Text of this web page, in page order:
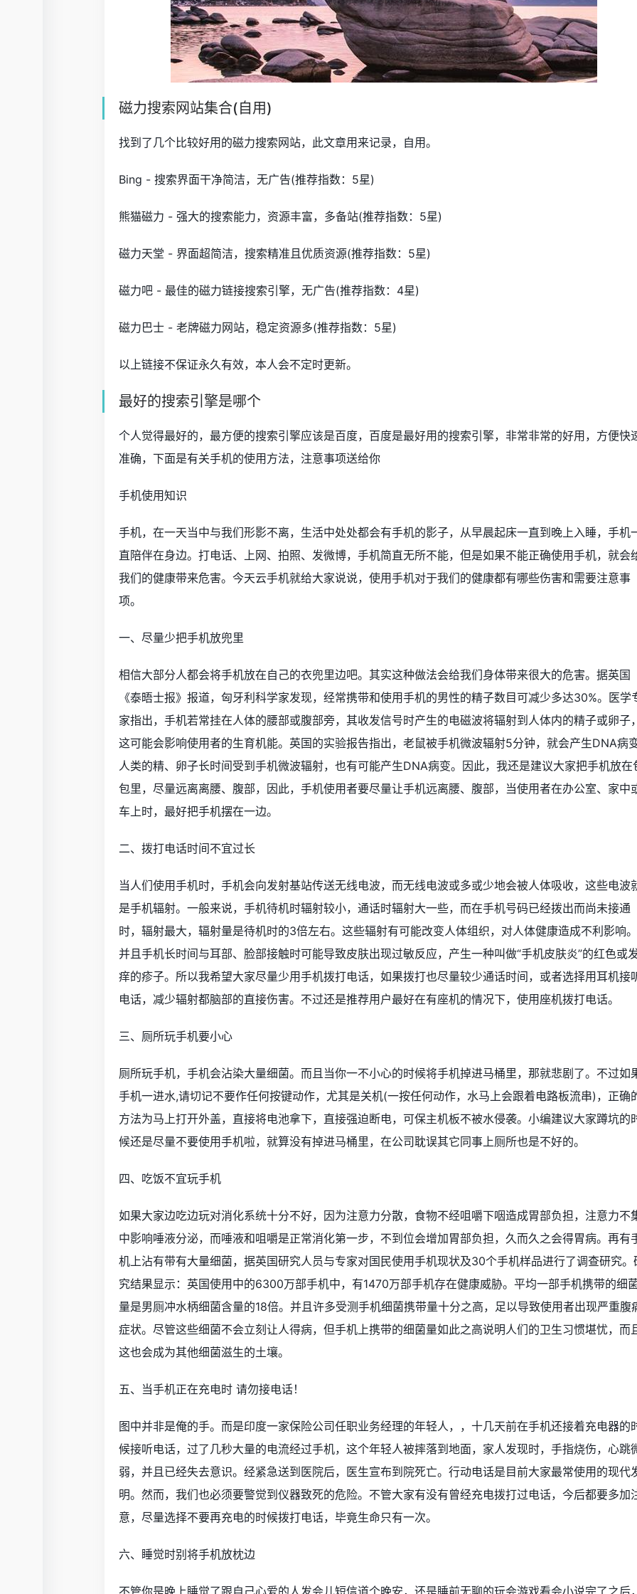
磁力搜索网站集合(自用)
找到了几个比较好用的磁力搜索网站，此文章用来记录，自用。
Bing - 搜索界面干净简洁，无广告(推荐指数：5星)
熊猫磁力 - 强大的搜索能力，资源丰富，多备站(推荐指数：5星)
磁力天堂 - 界面超简洁，搜索精准且优质资源(推荐指数：5星)
磁力吧 - 最佳的磁力链接搜索引擎，无广告(推荐指数：4星)
磁力巴士 - 老牌磁力网站，稳定资源多(推荐指数：5星)
以上链接不保证永久有效，本人会不定时更新。
最好的搜索引擎是哪个
个人觉得最好的，最方便的搜索引擎应该是百度，百度是最好用的搜索引擎，非常非常的好用，方便快
准确，下面是有关手机的使用方法，注意事项送给你
手机使用知识
手机，在一天当中与我们形影不离，生活中处处都会有手机的影子，从早晨起床一直到晚上入睡，手机
直陪伴在身边。打电话、上网、拍照、发微博，手机简直无所不能，但是如果不能正确使用手机，就会
我们的健康带来危害。今天云手机就给大家说说，使用手机对于我们的健康都有哪些伤害和需要注意事
项。
一、尽量少把手机放兜里
相信大部分人都会将手机放在自己的衣兜里边吧。其实这种做法会给我们身体带来很大的危害。据英国
《泰晤士报》报道，匈牙利科学家发现，经常携带和使用手机的男性的精子数目可减少多达30%。医学
家指出，手机若常挂在人体的腰部或腹部旁，其收发信号时产生的电磁波将辐射到人体内的精子或卵子，
这可能会影响使用者的生育机能。英国的实验报告指出，老鼠被手机微波辐射5分钟，就会产生DNA病
人类的精、卵子长时间受到手机微波辐射，也有可能产生DNA病变。因此，我还是建议大家把手机放在
包里，尽量远离离腰、腹部，因此，手机使用者要尽量让手机远离腰、腹部，当使用者在办公室、家中
车上时，最好把手机摆在一边。
二、拨打电话时间不宜过长
当人们使用手机时，手机会向发射基站传送无线电波，而无线电波或多或少地会被人体吸收，这些电波
是手机辐射。一般来说，手机待机时辐射较小，通话时辐射大一些，而在手机号码已经拨出而尚未接通
时，辐射最大，辐射量是待机时的3倍左右。这些辐射有可能改变人体组织，对人体健康造成不利影响。
并且手机长时间与耳部、脸部接触时可能导致皮肤出现过敏反应，产生一种叫做“手机皮肤炎”的红色或
痒的疹子。所以我希望大家尽量少用手机拨打电话，如果拨打也尽量较少通话时间，或者选择用耳机接
电话，减少辐射都脑部的直接伤害。不过还是推荐用户最好在有座机的情况下，使用座机拨打电话。
三、厕所玩手机要小心
厕所玩手机，手机会沾染大量细菌。而且当你一不小心的时候将手机掉进马桶里，那就悲剧了。不过如
手机一进水,请切记不要作任何按键动作，尤其是关机(一按任何动作，水马上会跟着电路板流串)，正确
方法为马上打开外盖，直接将电池拿下，直接强迫断电，可保主机板不被水侵袭。小编建议大家蹲坑的
候还是尽量不要使用手机啦，就算没有掉进马桶里，在公司耽误其它同事上厕所也是不好的。
四、吃饭不宜玩手机
如果大家边吃边玩对消化系统十分不好，因为注意力分散，食物不经咀嚼下咽造成胃部负担，注意力不
中影响唾液分泌，而唾液和咀嚼是正常消化第一步，不到位会增加胃部负担，久而久之会得胃病。再有
机上沾有带有大量细菌，据英国研究人员与专家对国民使用手机现状及30个手机样品进行了调查研究。
究结果显示：英国使用中的6300万部手机中，有1470万部手机存在健康威胁。平均一部手机携带的细
量是男厕冲水柄细菌含量的18倍。并且许多受测手机细菌携带量十分之高，足以导致使用者出现严重腹
症状。尽管这些细菌不会立刻让人得病，但手机上携带的细菌量如此之高说明人们的卫生习惯堪忧，而
这也会成为其他细菌滋生的土壤。
五、当手机正在充电时 请勿接电话！
图中并非是俺的手。而是印度一家保险公司任职业务经理的年轻人，，十几天前在手机还接着充电器的
候接听电话，过了几秒大量的电流经过手机，这个年轻人被摔落到地面，家人发现时，手指烧伤，心跳
弱，并且已经失去意识。经紧急送到医院后，医生宣布到院死亡。行动电话是目前大家最常使用的现代
明。然而，我们也必须要警觉到仪器致死的危险。不管大家有没有曾经充电拨打过电话，今后都要多加
意，尽量选择不要再充电的时候拨打电话，毕竟生命只有一次。
六、睡觉时别将手机放枕边
不管你是晚上睡觉了跟自己心爱的人发会儿短信道个晚安，还是睡前无聊的玩会游戏看会小说完了之后，